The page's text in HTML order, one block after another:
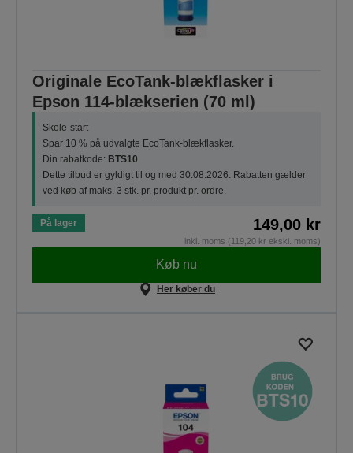
Originale EcoTank-blækflasker i
Epson 114-blækserien (70 ml)
Skole-start
Spar 10 % på udvalgte EcoTank-blækflasker.
Din rabatkode: BTS10
Dette tilbud er gyldigt til og med 30.08.2026. Rabatten gælder
ved køb af maks. 3 stk. pr. produkt pr. ordre.
På lager 149,00 kr
inkl. moms (119,20 kr ekskl. moms)
Køb nu
Her køber du